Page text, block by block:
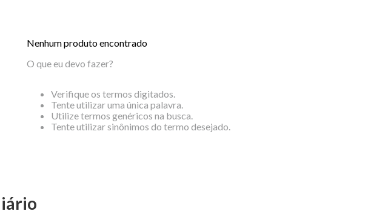
Nenhum produto encontrado
O que eu devo fazer?
Verifique os termos digitados.
Tente utilizar uma única palavra.
Utilize termos genéricos na busca.
Tente utilizar sinônimos do termo desejado.